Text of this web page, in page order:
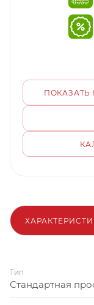
ПОКАЗАТЬ
Тип
Стандартная